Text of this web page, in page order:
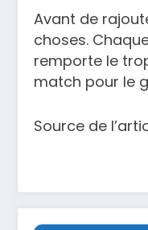
Avant de
choses.
remporte le
match pour le
Source de